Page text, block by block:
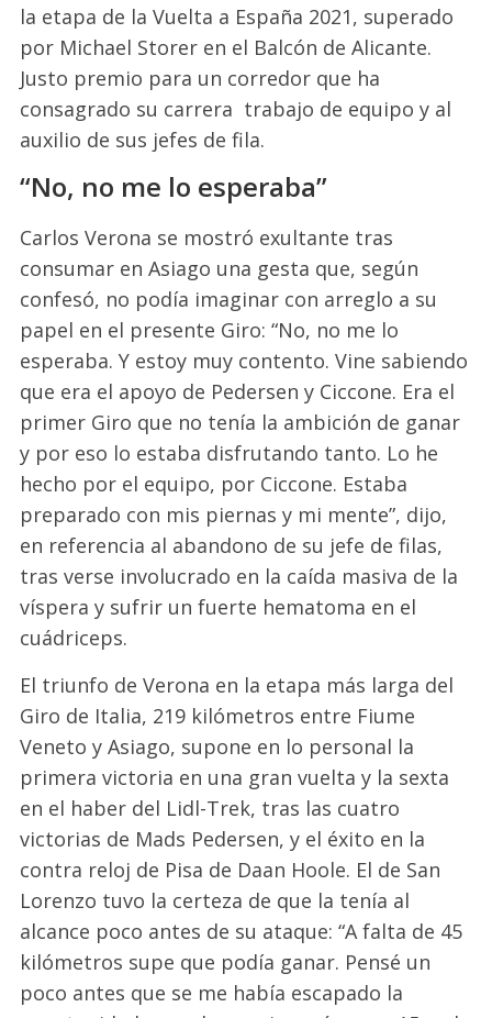
la etapa de la Vuelta a España 2021, superado
por Michael Storer en el Balcón de Alicante.
Justo premio para un corredor que ha
consagrado su carrera trabajo de equipo y al
auxilio de sus jefes de fila.
“No, no me lo esperaba”
Carlos Verona se mostró exultante tras
consumar en Asiago una gesta que, según
confesó, no podía imaginar con arreglo a su
papel en el presente Giro: “No, no me lo
esperaba. Y estoy muy contento. Vine sabiendo
que era el apoyo de Pedersen y Ciccone. Era el
primer Giro que no tenía la ambición de ganar
y por eso lo estaba disfrutando tanto. Lo he
hecho por el equipo, por Ciccone. Estaba
preparado con mis piernas y mi mente”, dijo,
en referencia al abandono de su jefe de filas,
tras verse involucrado en la caída masiva de la
víspera y sufrir un fuerte hematoma en el
cuádriceps.
El triunfo de Verona en la etapa más larga del
Giro de Italia, 219 kilómetros entre Fiume
Veneto y Asiago, supone en lo personal la
primera victoria en una gran vuelta y la sexta
en el haber del Lidl-Trek, tras las cuatro
victorias de Mads Pedersen, y el éxito en la
contra reloj de Pisa de Daan Hoole. El de San
Lorenzo tuvo la certeza de que la tenía al
alcance poco antes de su ataque: “A falta de 45
kilómetros supe que podía ganar. Pensé un
poco antes que se me había escapado la